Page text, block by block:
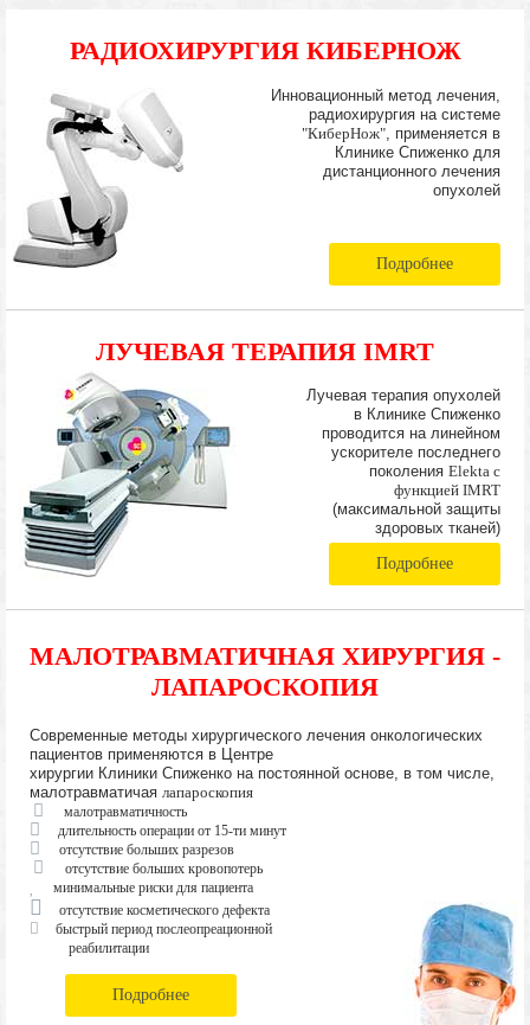
РАДИОХИРУРГИЯ КИБЕРНОЖ
Инновационный метод лечения,
радиохирургия на системе
"КиберНож", применяется в
Клинике Спиженко для
дистанционного лечения
опухолей
Подробнее
ЛУЧЕВАЯ ТЕРАПИЯ IMRT
Лучевая терапия опухолей
в Клинике Спиженко
проводится на линейном
ускорителе последнего
поколения Elekta с
функцией IMRT
(максимальной защиты
здоровых тканей)
Подробнее
МАЛОТРАВМАТИЧНАЯ ХИРУРГИЯ -
ЛАПАРОСКОПИЯ
Современные методы хирургического лечения онкологических
пациентов применяются в Центре
хирургии Клиники Спиженко на постоянной основе, в том числе,
малотравматичая лапароскопия
малотравматичность
длительность операции от 15-ти минут
отсутствие больших разрезов
отсутствие больших кровопотерь
минимальные риски для пациента
отсутствие косметического дефекта
быстрый период послеопреационной
реабилитации
Подробнее